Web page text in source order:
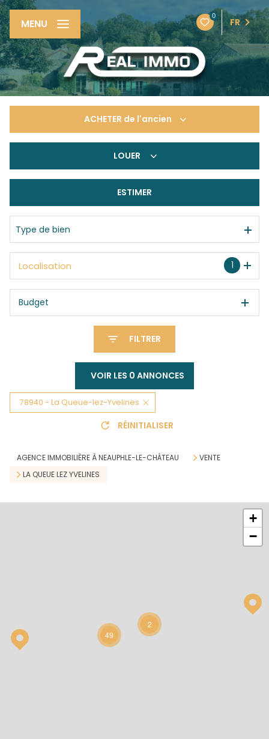
0
FR
MENU
ACHETER de l'ancien
De l'immo pro
LOUER
De l'immo pro
ESTIMER
Type de bien
1
Localisation
Budget
FILTRER
VOIR LES 0 ANNONCES
78940 - La Queue-lez-Yvelines
RÉINITIALISER
AGENCE IMMOBILIÈRE À NEAUPHLE-LE-CHÂTEAU
VENTE
LA QUEUE LEZ YVELINES
2
49
+
−